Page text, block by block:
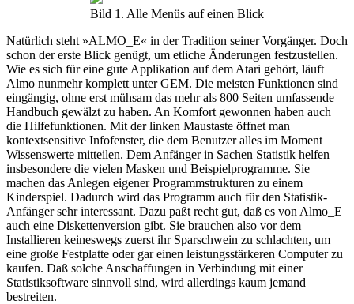
Bild 1. Alle Menüs auf einen Blick
Natürlich steht »ALMO_E« in der Tradition seiner Vorgänger. Doch
schon der erste Blick genügt, um etliche Änderungen festzustellen.
Wie es sich für eine gute Applikation auf dem Atari gehört, läuft
Almo nunmehr komplett unter GEM. Die meisten Funktionen sind
eingängig, ohne erst mühsam das mehr als 800 Seiten umfassende
Handbuch gewälzt zu haben. An Komfort gewonnen haben auch
die Hilfefunktionen. Mit der linken Maustaste öffnet man
kontextsensitive Infofenster, die dem Benutzer alles im Moment
Wissenswerte mitteilen. Dem Anfänger in Sachen Statistik helfen
insbesondere die vielen Masken und Beispielprogramme. Sie
machen das Anlegen eigener Programmstrukturen zu einem
Kinderspiel. Dadurch wird das Programm auch für den Statistik-
Anfänger sehr interessant. Dazu paßt recht gut, daß es von Almo_E
auch eine Diskettenversion gibt. Sie brauchen also vor dem
Installieren keineswegs zuerst ihr Sparschwein zu schlachten, um
eine große Festplatte oder gar einen leistungsstärkeren Computer zu
kaufen. Daß solche Anschaffungen in Verbindung mit einer
Statistiksoftware sinnvoll sind, wird allerdings kaum jemand
bestreiten.